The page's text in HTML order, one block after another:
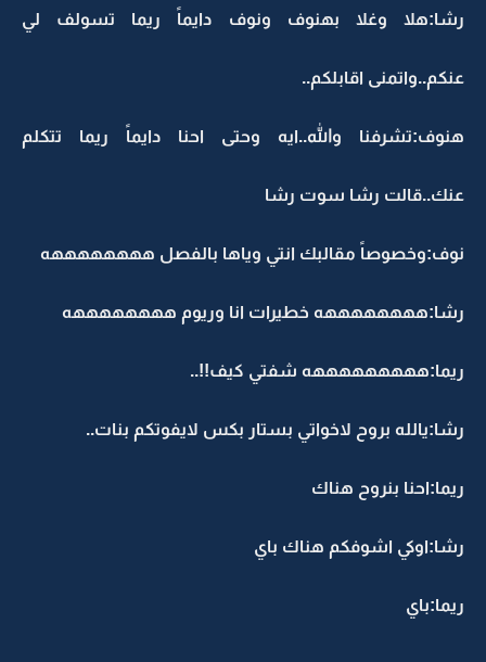
رشا:هلا وغلا بهنوف ونوف دايماً ريما تسولف لي
عنكم..واتمنى اقابلكم..
هنوف:تشرفنا والله..ايه وحتى احنا دايماً ريما تتكلم
عنك..قالت رشا سوت رشا
نوف:وخصوصاً مقالبك انتي وياها بالفصل ههههههههه
رشا:ههههههههه خطيرات انا وريوم ههههههههه
ريما:هههههههههه شفتي كيف!!..
رشا:يالله بروح لاخواتي بستار بكس لايفوتكم بنات..
ريما:احنا بنروح هناك
رشا:اوكي اشوفكم هناك باي
ريما:باي